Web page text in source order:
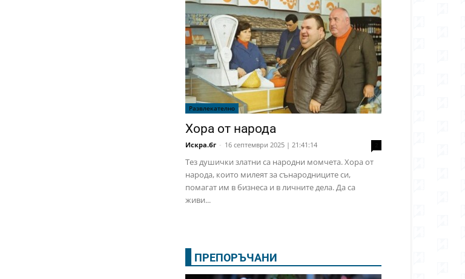
Развлекателно
Хора от народа
Искра.бг - 16 септември 2025 | 21:41:14
Тез душички златни са народни момчета. Хора от
народа, които милеят за сънародниците си,
помагат им в бизнеса и в личните дела. Да са
живи...
ПРЕПОРЪЧАНИ